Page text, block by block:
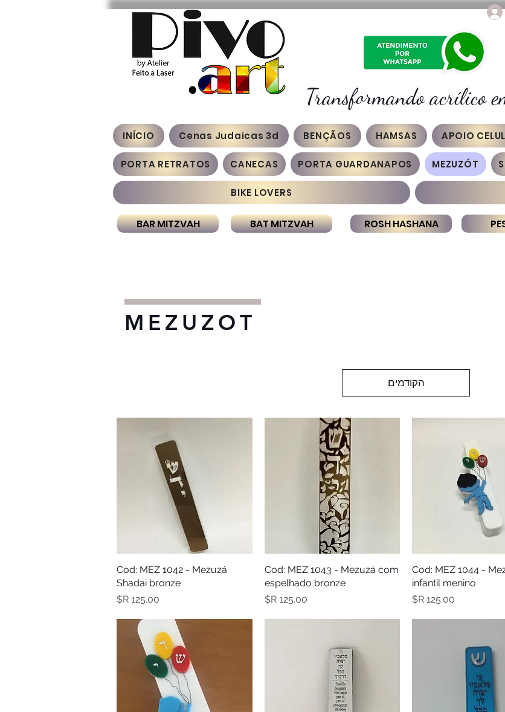
Transformando acrílico
INÍCIO Cenas Judaicas 3d BENÇÃOS HAMSAS APOIO
PORTA RETRATOS CANECAS PORTA GUARDANAPOS MEZUZÓT
BIKE LOVERS
BAR MITZVAH BAT MITZVAH ROSH HASHANA
MEZUZOT
הקודמים
תצוגה מהירה
Cod: MEZ 1044 -
infantil menino
מחיר
תצוגה מהירה
Cod: MEZ 1043 - Mezuzá com
espelhado bronze
מחיר
תצוגה מהירה
Cod: MEZ 1042 - Mezuzá
Shadai bronze
מחיר